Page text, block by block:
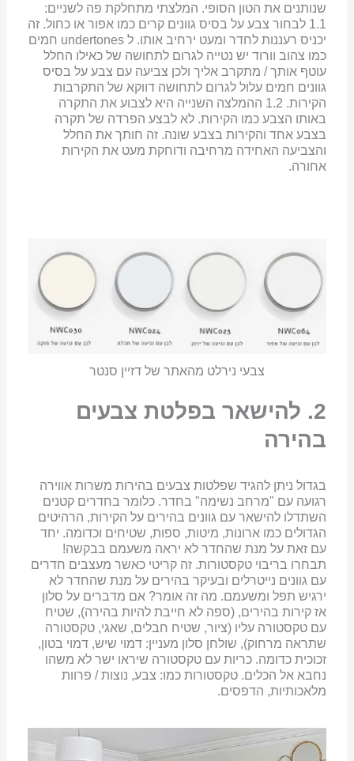
שנותנים את הטון הסופי. המלצתי מתחלקת פה לשניים:
1.1 לבחור צבע על בסיס גוונים קרים כמו אפור או כחול. זה
יכניס רעננות לחדר ומעט ירחיב אותו. ל undertones חמים
כמו צהוב וורוד יש נטייה לגרום לתחושה של כאילו החלל
עוטף אותך / מתקרב אליך ולכן צביעה עם צבע על בסיס
גוונים חמים עלול לגרום לתחושה דווקא של התקרבות
הקירות. 1.2 ההמלצה השנייה היא לצבוע את התקרה
באותו הצבע כמו הקירות. לא לבצע הפרדה של תקרה
בצבע אחד והקירות בצבע שונה. זה חותך את החלל
והצביעה האחידה מרחיבה ודוחקת מעט את הקירות
אחורה.
צבעי נירלט מהאתר של דזיין סנטר
2. להישאר בפלטת צבעים
בהירה
בגדול ניתן להגיד שפלטות צבעים בהירות משרות אווירה
רגועה עם "מרחב נשימה" בחדר. כלומר בחדרים קטנים
השתדלו להישאר עם גוונים בהירים על הקירות, הרהיטים
הגדולים כמו ארונות, מיטות, ספות, שטיחים וכדומה. יחד
עם זאת על מנת שהחדר לא יראה משעמם בבקשה!
תבחרו בריבוי טקסטורות. זה קריטי כאשר מעצבים חדרים
עם גוונים נייטרלים ובעיקר בהירים על מנת שהחדר לא
ירגיש תפל ומשעמם. מה זה אומר? אם מדברים על סלון
אז קירות בהירים, (ספה לא חייבת להיות בהירה), שטיח
עם טקסטורה עליו (ציור, שטיח חבלים, שאגי, טקסטורה
שתראה מרחוק), שולחן סלון מעניין: דמוי שיש, דמוי בטון,
זכוכית כדומה. כריות עם טקסטורה שיראו ישר לא משהו
נחבא אל הכלים. טקסטורות כמו: צבע, נוצות / פרוות
מלאכותיות, הדפסים.